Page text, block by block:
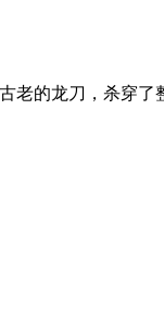
的龙刀，杀穿了